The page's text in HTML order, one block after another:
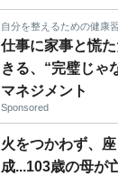
自分を整えるための健康
仕事に家事と慌
きる、“完璧じゃ
マネジメント
Sponsored
火をつかわず、
成...103歳の母が